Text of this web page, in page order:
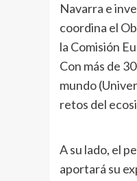
Navarra e
coordina el
la Comisión
Con más de
mundo
retos del
A su lado, el
aportará su